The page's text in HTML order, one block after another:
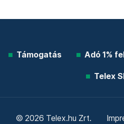
Támogatás Adó 1%
Telex
© 2026 Telex.hu Zrt.